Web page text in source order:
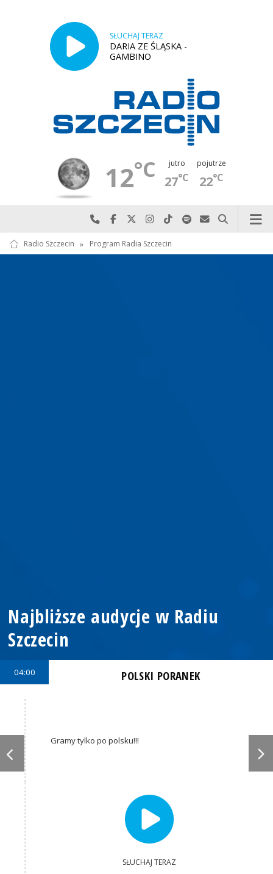
SŁUCHAJ TERAZ
DARIA ZE ŚLĄSKA -
GAMBINO
12°C jutro
27°C
pojutrze
22°C
Najlepiej po prostu do nas zadzwoń
Odwiedź nas na Facebook-u
Odwiedź nas na X
Odwiedź nas na Instagram-ie
Odwiedź nas na TikTok-u
Szukaj nas na Spotify
Wyślij do nas
Szukaj
Radio Szczecin » Program Radia Szczecin
Najbliższe audycje w Radiu
Szczecin
04:00 POLSKI PORANEK
Gramy tylko po polsku!!!
SŁUCHAJ TERAZ